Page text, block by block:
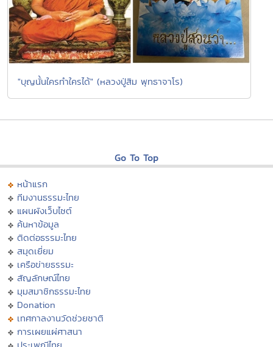
"บุญนั้นใครทำใครได้" (หลวงปู่สิม พุทธาจาโร)
Go To Top
หน้าแรก
ทีมงานธรรมะไทย
แผนผังเว็บไซต์
ค้นหาข้อมูล
ติดต่อธรรมะไทย
สมุดเยี่ยม
เครือข่ายธรรมะ
สัญลักษณ์ไทย
มุมสมาชิกธรรมะไทย
Donation
เทศกาลงานวัดช่วยชาติ
การเผยแผ่ศาสนา